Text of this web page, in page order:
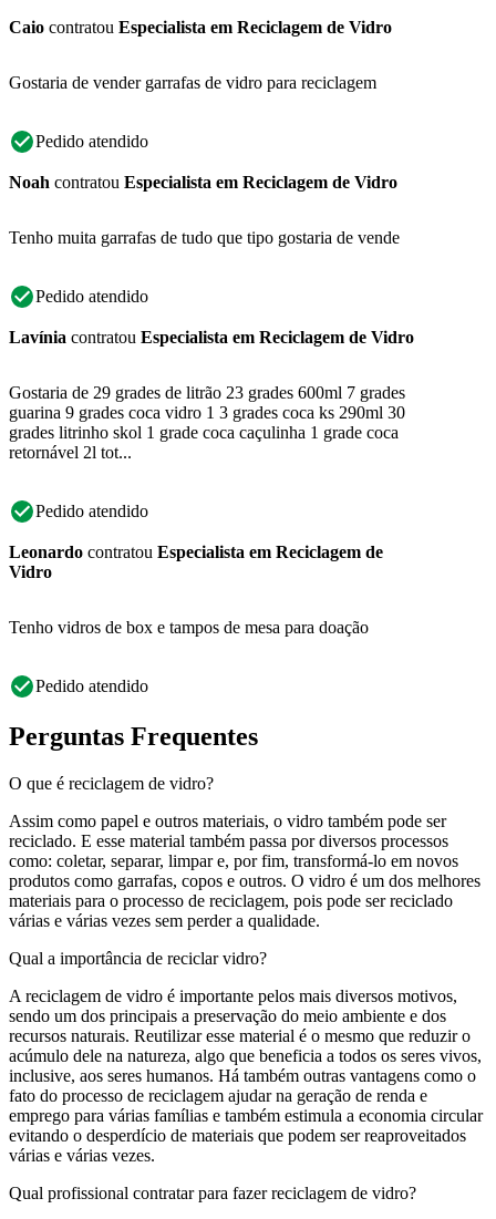
Caio contratou Especialista em Reciclagem de Vidro
Gostaria de vender garrafas de vidro para reciclagem
Pedido atendido
Noah contratou Especialista em Reciclagem de Vidro
Tenho muita garrafas de tudo que tipo gostaria de vende
Pedido atendido
Lavínia contratou Especialista em Reciclagem de Vidro
Gostaria de 29 grades de litrão 23 grades 600ml 7 grades
guarina 9 grades coca vidro 1 3 grades coca ks 290ml 30
grades litrinho skol 1 grade coca caçulinha 1 grade coca
retornável 2l tot...
Pedido atendido
Leonardo contratou Especialista em Reciclagem de
Vidro
Tenho vidros de box e tampos de mesa para doação
Pedido atendido
Perguntas Frequentes
O que é reciclagem de vidro?
Assim como papel e outros materiais, o vidro também pode ser
reciclado. E esse material também passa por diversos processos
como: coletar, separar, limpar e, por fim, transformá-lo em novos
produtos como garrafas, copos e outros. O vidro é um dos melhores
materiais para o processo de reciclagem, pois pode ser reciclado
várias e várias vezes sem perder a qualidade.
Qual a importância de reciclar vidro?
A reciclagem de vidro é importante pelos mais diversos motivos,
sendo um dos principais a preservação do meio ambiente e dos
recursos naturais. Reutilizar esse material é o mesmo que reduzir o
acúmulo dele na natureza, algo que beneficia a todos os seres vivos,
inclusive, aos seres humanos. Há também outras vantagens como o
fato do processo de reciclagem ajudar na geração de renda e
emprego para várias famílias e também estimula a economia circular
evitando o desperdício de materiais que podem ser reaproveitados
várias e várias vezes.
Qual profissional contratar para fazer reciclagem de vidro?